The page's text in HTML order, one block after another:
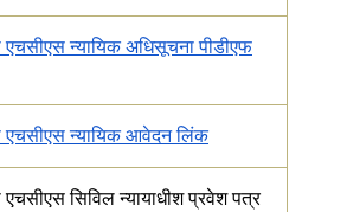
एचसीएस न्यायिक अधिसूचना पीडीएफ
एचसीएस न्यायिक आवेदन लिंक
सिविल न्यायाधीश प्रवेश पत्र